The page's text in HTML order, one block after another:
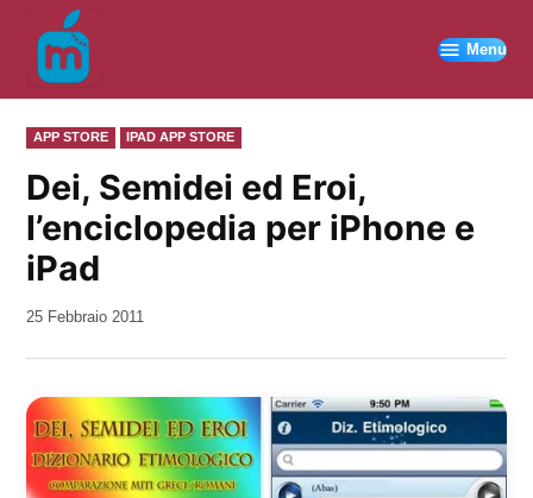
contenuto
Menu
PUBBLICATO
IN
APP STORE IPAD APP STORE
Dei, Semidei ed Eroi,
l’enciclopedia per iPhone e
iPad
da
25 Febbraio 2011